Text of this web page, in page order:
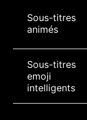
Sous-titres
animés
Sous-titres
emoji
intelligents